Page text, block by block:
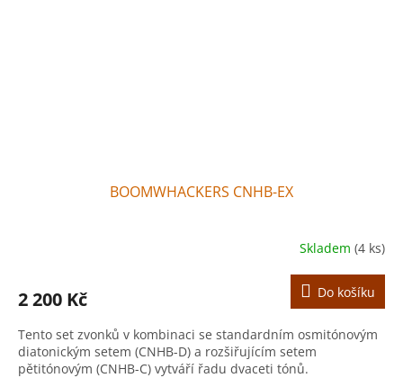
BOOMWHACKERS CNHB-EX
Skladem (4 ks)
2 200 Kč Do košíku
Tento set zvonků v kombinaci se standardním osmitónovým
diatonickým setem (CNHB-D) a rozšiřujícím setem
pětitónovým (CNHB-C) vytváří řadu dvaceti tónů.